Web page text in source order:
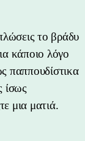
το βράδυ
κάποιο λόγο
παππουδίστικα
ίσως
μια ματιά.